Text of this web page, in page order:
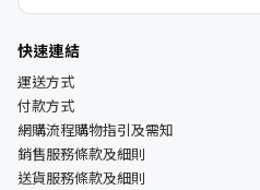
快速連結
運送方式
付款方式
網購流程購物指引及需知
銷售服務條款及細則
送貨服務條款及細則